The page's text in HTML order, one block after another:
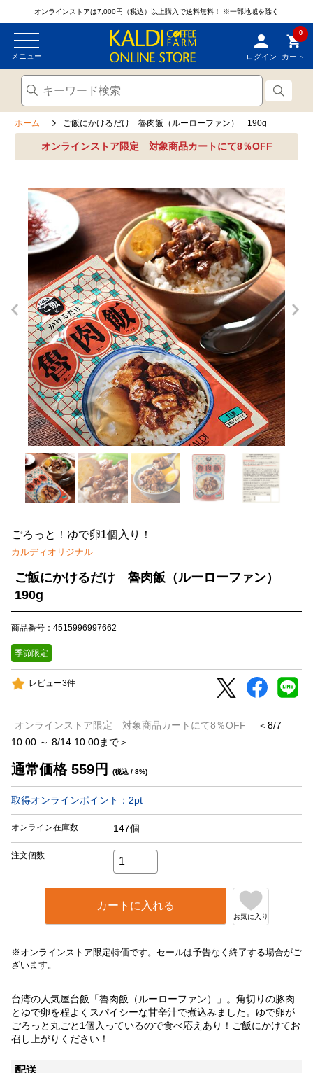
オンラインストアは7,000円（税込）以上購入で送料無料！ ※一部地域を除く
メニュー ログイン
0
カート
ホーム ご飯にかけるだけ 魯肉飯（ルーローファン） 190g
オンラインストア限定 対象商品カートにて8％OFF
ごろっと！ゆで卵1個入り！
カルディオリジナル
ご飯にかけるだけ 魯肉飯（ルーローファン）
190g
商品番号：4515996997662
季節限定
レビュー3件
オンラインストア限定 対象商品カートにて8％OFF
＜8/7
10:00 ～ 8/14 10:00まで＞
通常価格 559円 (税込 / 8%)
取得オンラインポイント： 2pt
オンライン在庫数 147個
注文個数
カートに入れる
お気に入り
※オンラインストア限定特価です。セールは予告なく終了する場合がご
ざいます。
台湾の人気屋台飯「魯肉飯（ルーローファン）」。角切りの豚肉
とゆで卵を程よくスパイシーな甘辛汁で煮込みました。ゆで卵が
ごろっと丸ごと1個入っているので食べ応えあり！ご飯にかけてお
召し上がりください！
配送